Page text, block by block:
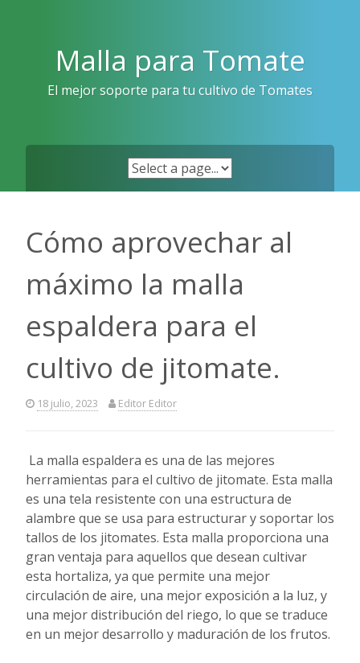
Malla para Tomate
El mejor soporte para tu cultivo de Tomates
Cómo aprovechar al
máximo la malla
espaldera para el
cultivo de jitomate.
18 julio, 2023 Editor Editor
La malla espaldera es una de las mejores
herramientas para el cultivo de jitomate. Esta malla
es una tela resistente con una estructura de
alambre que se usa para estructurar y soportar los
tallos de los jitomates. Esta malla proporciona una
gran ventaja para aquellos que desean cultivar
esta hortaliza, ya que permite una mejor
circulación de aire, una mejor exposición a la luz, y
una mejor distribución del riego, lo que se traduce
en un mejor desarrollo y maduración de los frutos.